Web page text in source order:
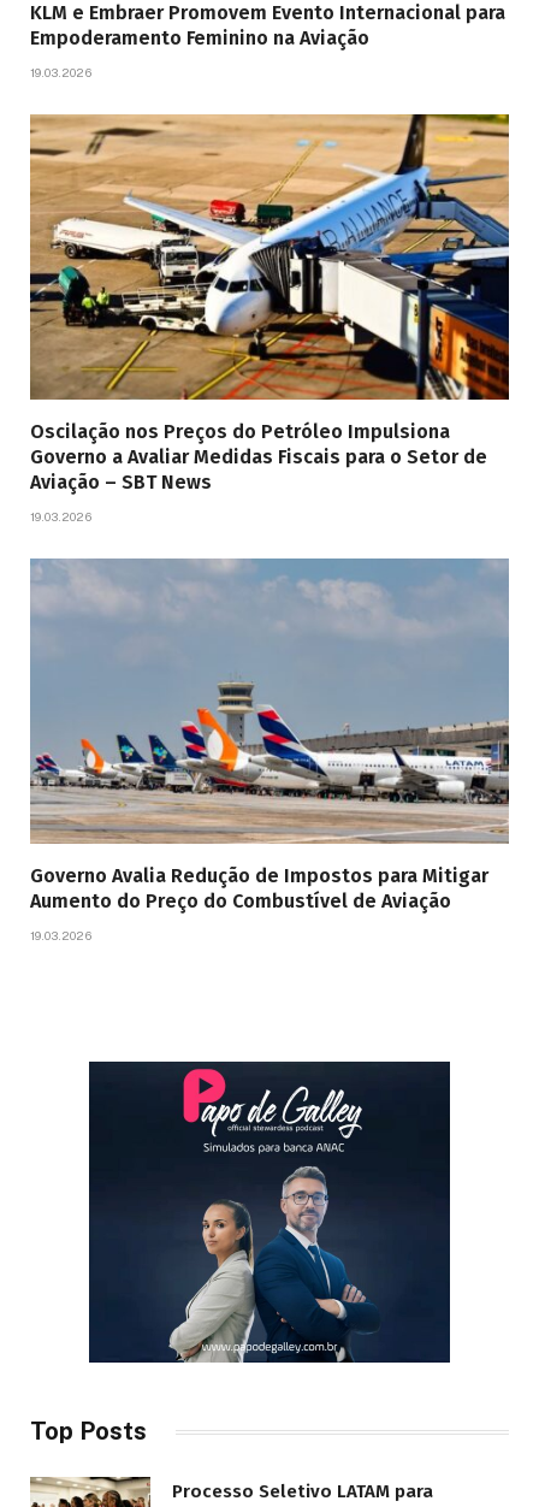
KLM e Embraer Promovem Evento Internacional para
Empoderamento Feminino na Aviação
19.03.2026
Oscilação nos Preços do Petróleo Impulsiona
Governo a Avaliar Medidas Fiscais para o Setor de
Aviação – SBT News
19.03.2026
Governo Avalia Redução de Impostos para Mitigar
Aumento do Preço do Combustível de Aviação
19.03.2026
Top Posts
Processo Seletivo LATAM para